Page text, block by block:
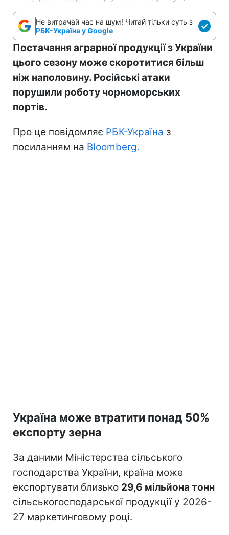
Не витрачай час на шум! Читай тільки суть з
РБК-Україна у Google
Постачання аграрної продукції з України
цього сезону може скоротитися більш
ніж наполовину. Російські атаки
порушили роботу чорноморських
портів.
Про це повідомляє РБК-Україна з
посиланням на Bloomberg.
Україна може втратити понад 50%
експорту зерна
За даними Міністерства сільського
господарства України, країна може
експортувати близько 29,6 мільйона тонн
сільськогосподарської продукції у 2026-
27 маркетинговому році.